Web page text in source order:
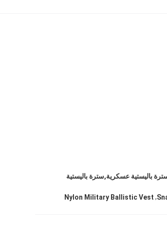
باليستية عسكرية,سترة باليستية
,
Nylon Military Ballistic Vest